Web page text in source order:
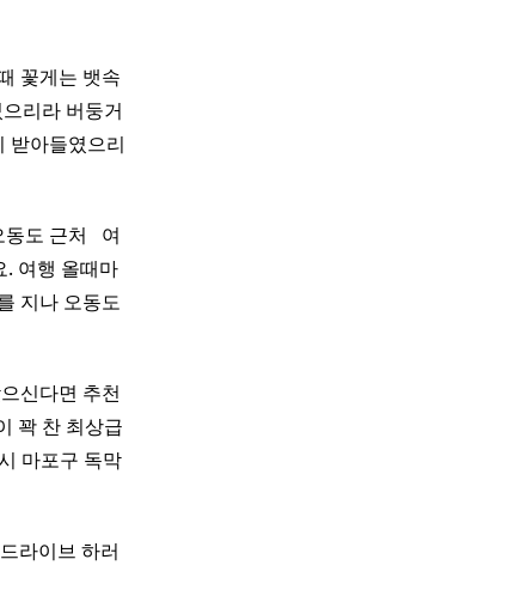
꽃게는 뱃속
리라 버둥거
받아들였으리
도 근처 ​ ​ 여
. 여행 올때마
지나 오동도
신다면 추천
꽉 찬 최상급
마포구 독막
드라이브 하러